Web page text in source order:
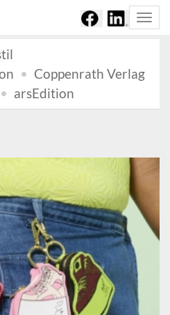
Coppenrath Verlag
arsEdition